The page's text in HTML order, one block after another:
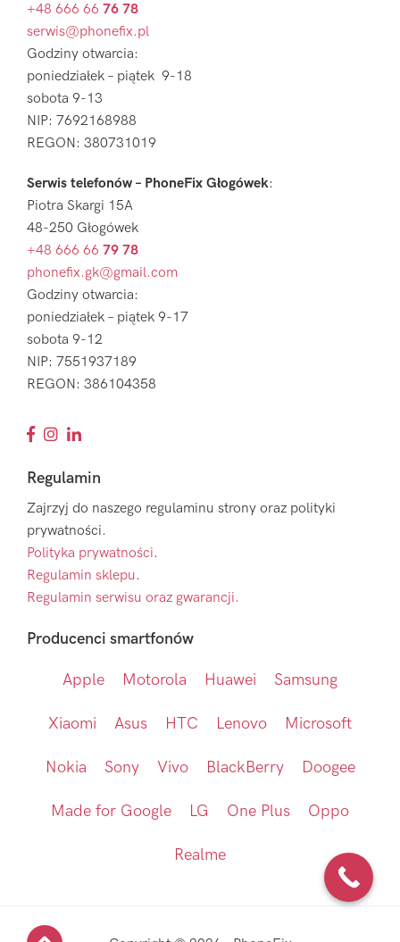
+48 666 66 76 78
serwis@phonefix.pl
Godziny otwarcia:
poniedziałek – piątek 9-18
sobota 9-13
NIP: 7692168988
REGON: 380731019
Serwis telefonów – PhoneFix Głogówek:
Piotra Skargi 15A
48-250 Głogówek
+48 666 66 79 78
phonefix.gk@gmail.com
Godziny otwarcia:
poniedziałek – piątek 9-17
sobota 9-12
NIP: 7551937189
REGON: 386104358
Regulamin
Zajrzyj do naszego regulaminu strony oraz polityki
prywatności.
Polityka prywatności.
Regulamin sklepu.
Regulamin serwisu oraz gwarancji.
Producenci smartfonów
Apple Motorola Huawei Samsung
Xiaomi Asus HTC Lenovo Microsoft
Nokia Sony Vivo BlackBerry Doogee
Made for Google LG One Plus Oppo
Realme